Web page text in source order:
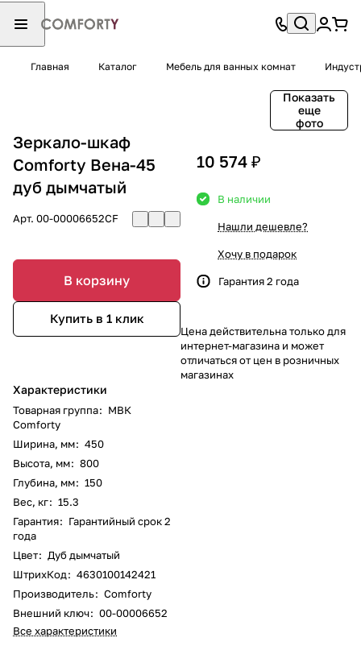
Главная Каталог Мебель для ванных комнат
Показать
еще
фото
Зеркало-шкаф
Comforty Вена-45
дуб дымчатый
Арт. 00-00006652CF
В корзину
Купить в 1 клик
Характеристики
Товарная группа: МВК
Comforty
Ширина, мм: 450
Высота, мм: 800
Глубина, мм: 150
Вес, кг: 15.3
Гарантия: Гарантийный срок 2
года
Цвет: Дуб дымчатый
ШтрихКод: 4630100142421
Производитель: Comforty
Внешний ключ: 00-00006652
Все характеристики
10 574 ₽
В наличии
Нашли дешевле?
Хочу в подарок
Гарантия 2 года
Цена действительна только для
интернет-магазина и может
отличаться от цен в розничных
магазинах